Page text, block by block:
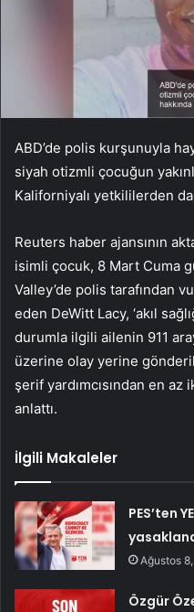
ABD’de polis kurşunuyla
siyah otizmli çocuğun
Kaliforniyalı yetkililerden
Reuters haber ajansının
isimli çocuk, 8 Mart Cuma
Valley’de polis tarafından
eden DeWitt Lacy, ‘akıl
durumla ilgili ailenin 911
üzerine olay yerine
şerif yardımcısından en az
anlattı.
İlgili Makaleler
PES’ten
Ağustos
Özgür